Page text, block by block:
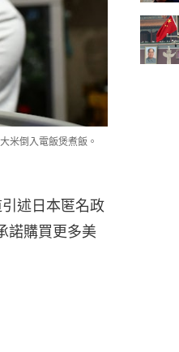
米倒入電飯煲煮飯。
述日本匿名政
諾購買更多美